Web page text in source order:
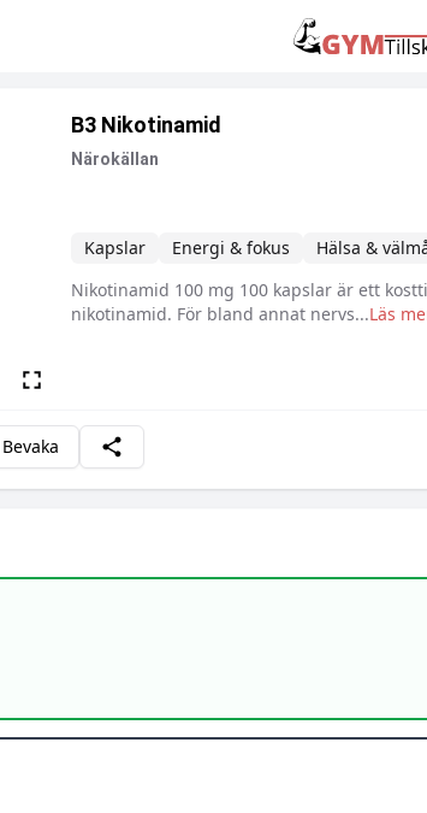
B3 Nikotinamid
Närokällan
Kapslar Energi & fokus Hälsa &
Beskrivning
Nikotinamid 100 mg 100 kapslar är ett
nikotinamid. För bland annat nervs...Läs
Bevaka Dela